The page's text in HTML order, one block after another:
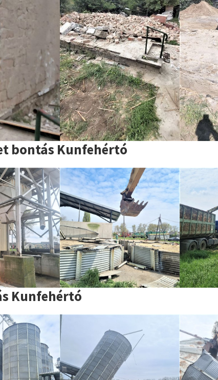
bontás Kunfehértó
Kunfehértó